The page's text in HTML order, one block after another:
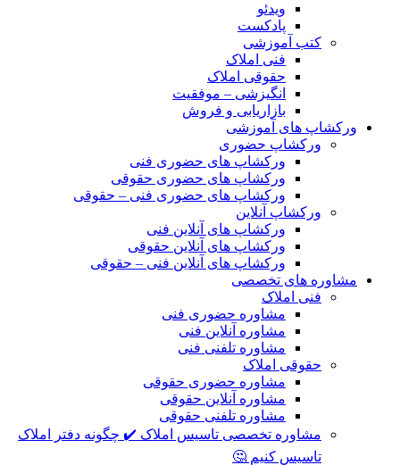
ویدئو
پادکست
کتب آموزشی
فنی املاک
حقوقی املاک
انگیزشی – موفقیت
بازاریابی و فروش
ورکشاپ های آموزشی
ورکشاپ حضوری
ورکشاپ های حضوری فنی
ورکشاپ های حضوری حقوقی
ورکشاپ های حضوری فنی – حقوقی
ورکشاپ آنلاین
ورکشاپ های آنلاین فنی
ورکشاپ های آنلاین حقوقی
ورکشاپ های آنلاین فنی – حقوقی
مشاوره های تخصصی
فنی املاک
مشاوره حضوری فنی
مشاوره آنلاین فنی
مشاوره تلفنی فنی
حقوقی املاک
مشاوره حضوری حقوقی
مشاوره آنلاین حقوقی
مشاوره تلفنی حقوقی
مشاوره تخصصی تاسیس املاک ✔️ چگونه دفتر املاک
تاسیس کنیم 🤔